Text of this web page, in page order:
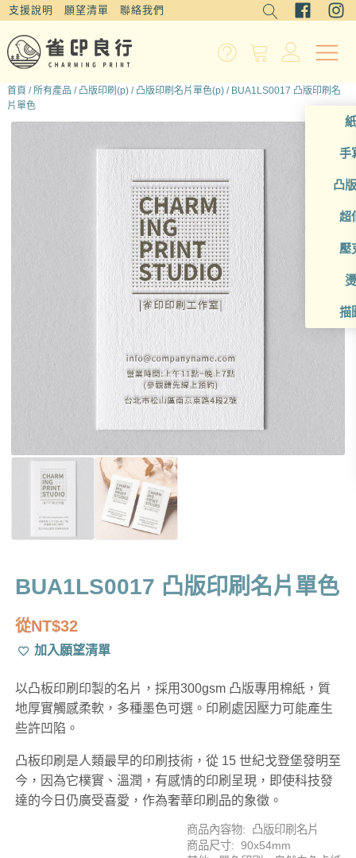
支援說明 願望清單 聯絡我們
手
凸
超
壓
描
首頁 /所有產品 / 凸版印刷(p)/ 凸版印刷名片單色(p)/ BUA1LS0017 凸版印刷名
片單色
BUA1LS0017 凸版印刷名片單色
從NT$32
加入願望清單
以凸板印刷印製的名片，採用300gsm 凸版專用棉紙，質
地厚實觸感柔軟，多種墨色可選。印刷處因壓力可能產生
些許凹陷。
凸板印刷是人類最早的印刷技術，從 15 世紀戈登堡發明至
今，因為它樸實、溫潤，有感情的印刷呈現，即使科技發
達的今日仍廣受喜愛，作為奢華印刷品的象徵。
商品內容物: 凸版印刷名片
商品尺寸: 90x54mm